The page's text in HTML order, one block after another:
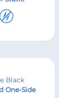
Black
One-Side